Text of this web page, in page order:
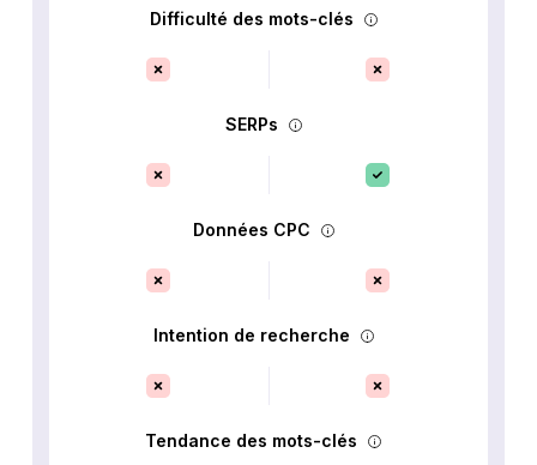
Difficulté des mots-clés
SERPs
Données CPC
Intention de recherche
Tendance des mots-clés